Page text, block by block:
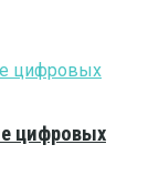
цифровых